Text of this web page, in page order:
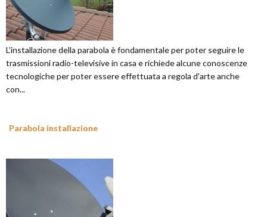
L'installazione della parabola è fondamentale per poter seguire le
trasmissioni radio-televisive in casa e richiede alcune conoscenze
tecnologiche per poter essere effettuata a regola d'arte anche
con...
Parabola installazione